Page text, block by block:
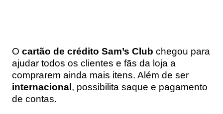
O cartão de crédito Sam’s Club chegou para
ajudar todos os clientes e fãs da loja a
comprarem ainda mais itens. Além de ser
internacional, possibilita saque e pagamento
de contas.